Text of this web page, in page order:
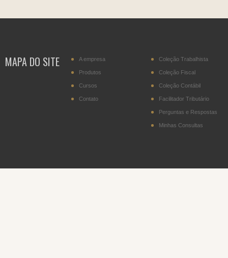
MAPA DO SITE A empresa
Produtos
Cursos
Contato
Coleção Trabalhista
Coleção Fiscal
Coleção Contábil
Facilitador Tributário
Perguntas e Respostas
Minhas Consultas